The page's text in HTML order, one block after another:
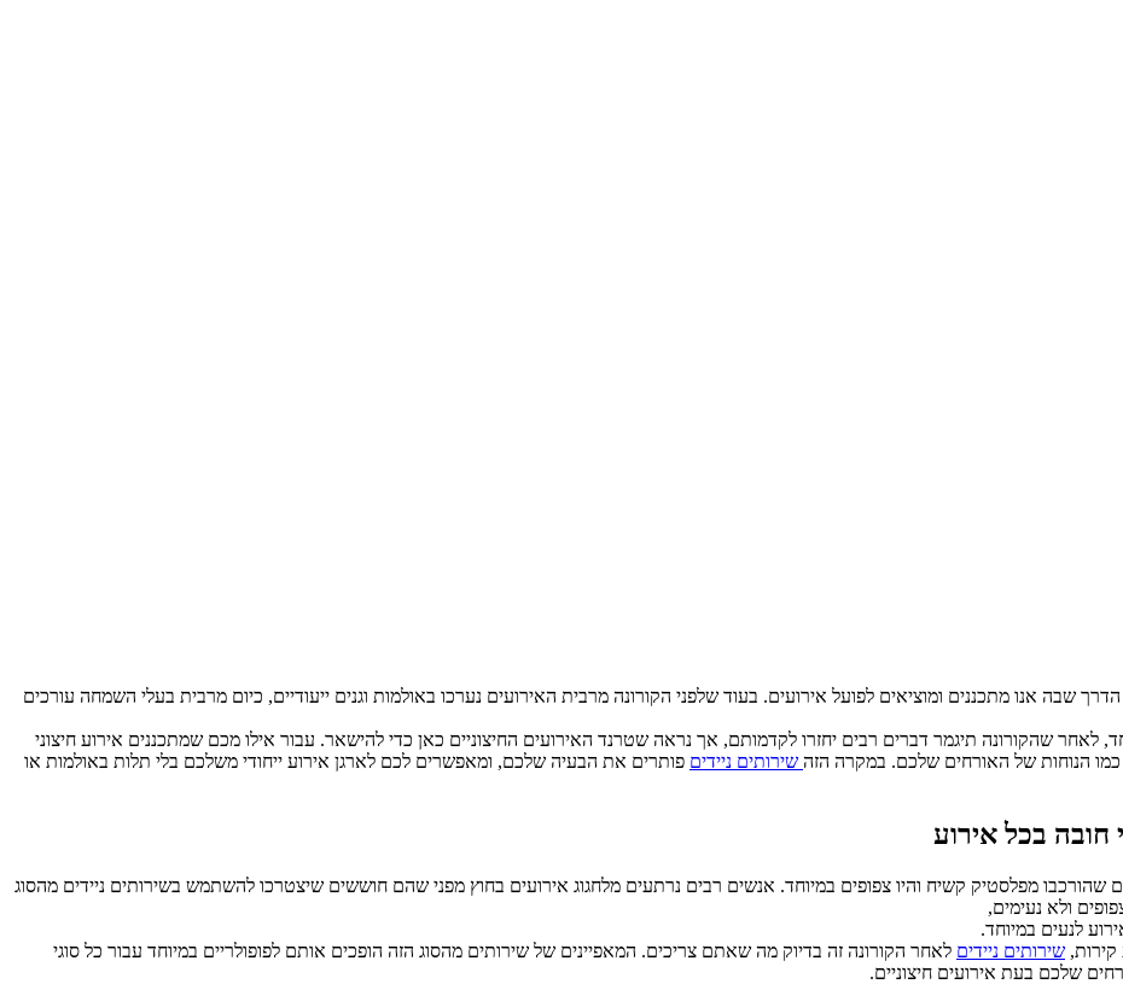
שבה אנו מתכננים ומוציאים לפועל אירועים. בעוד שלפני הקורונה מרבית האירועים נערכו באולמות וגנים ייעודיים, כיום מרבית בעלי השמחה עורכים
לאחר שהקורונה תיגמר דברים רבים יחזרו לקדמותם, אך נראה שטרנד האירועים החיצוניים כאן כדי להישאר. עבור אילו מכם שמתכננים אירוע חיצוני
הנוחות של האורחים שלכם. במקרה הזה שירותים ניידים פותרים את הבעיה שלכם, ומאפשרים לכם לארגן אירוע ייחודי משלכם בלי תלות באולמות או
חובה בכל אירוע
שהורכבו מפלסטיק קשיח והיו צפופים במיוחד. אנשים רבים נרתעים מלחגוג אירועים בחוץ מפני שהם חוששים שיצטרכו להשתמש בשירותים ניידים מהסוג
לנעים במיוחד.
שירותים ניידים לאחר הקורונה זה בדיוק מה שאתם צריכים. המאפיינים של שירותים מהסוג הזה הופכים אותם לפופולריים במיוחד עבור כל סוגי
שלכם בעת אירועים חיצוניים.